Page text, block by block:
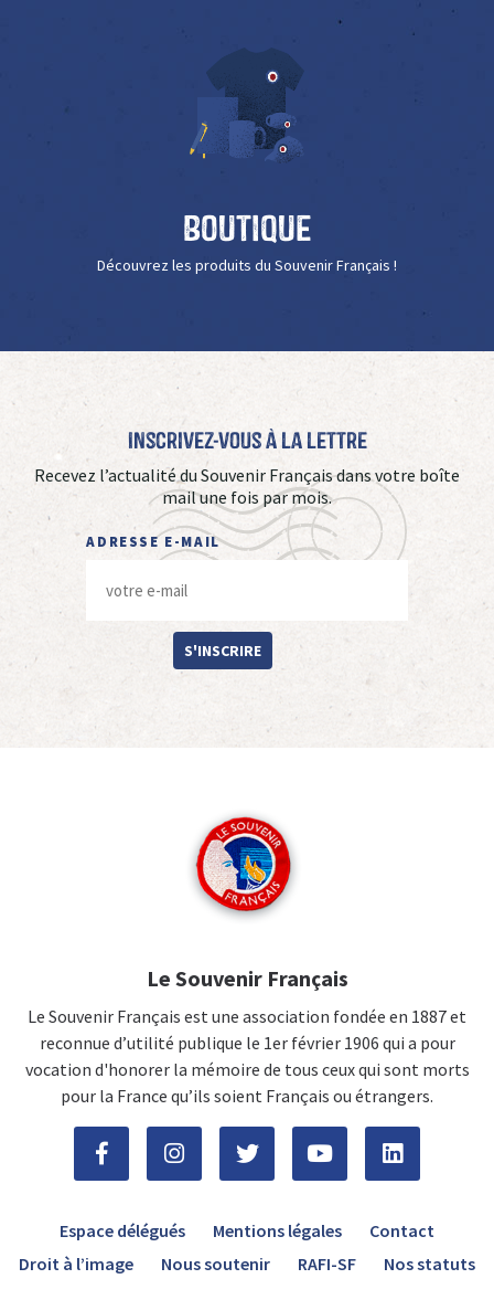
Boutique
Découvrez les produits du Souvenir Français !
Inscrivez-vous à La Lettre
Recevez l’actualité du Souvenir Français dans votre boîte
mail une fois par mois.
ADRESSE E-MAIL
S'INSCRIRE
Le Souvenir Français
Le Souvenir Français est une association fondée en 1887 et
reconnue d’utilité publique le 1er février 1906 qui a pour
vocation d'honorer la mémoire de tous ceux qui sont morts
pour la France qu’ils soient Français ou étrangers.
Espace délégués Mentions légales
Contact
Droit à l’image
Nous soutenir RAFI-SF Nos statuts